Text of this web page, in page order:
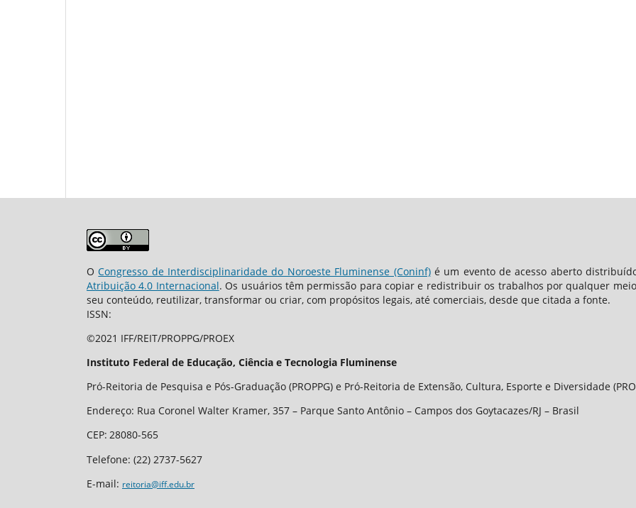
OCongresso de Interdisciplinaridade do Noroeste Fluminense (Coninf)é um evento de acesso aberto
Atribuição 4.0 Internacional. Os usuários têm permissão para copiar e redistribuir os trabalhos por qualquer
seu conteúdo, reutilizar, transformar ou criar, com propósitos legais, até comerciais, desde que citada a fonte.
ISSN:
©2021 IFF/REIT/PROPPG/PROEX
Instituto Federal de Educação, Ciência e Tecnologia Fluminense
Pró-Reitoria de Pesquisa e Pós-Graduação (PROPPG) e Pró-Reitoria de Extensão, Cultura, Esporte e Diversidade
Endereço: Rua Coronel Walter Kramer, 357 – Parque Santo Antônio – Campos dos Goytacazes/RJ – Brasil
CEP: 28080-565
Telefone: (22) 2737-5627
E-mail: reitoria@iff.edu.br